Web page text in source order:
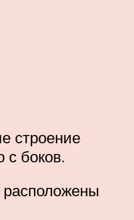
строение
с боков.
расположены